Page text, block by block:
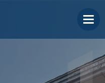
業者｜光